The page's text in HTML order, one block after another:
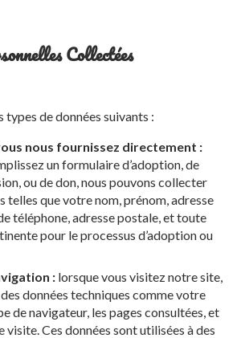
Collectées
de données suivants :
nous fournissez directement :
un formulaire d’adoption, de
ou de don, nous pouvons collecter
telles que votre nom, prénom, adresse
téléphone, adresse postale, et toute
pour le processus d’adoption ou
: lorsque vous visitez notre site,
données techniques comme votre
de navigateur, les pages consultées, et
visite. Ces données sont utilisées à des